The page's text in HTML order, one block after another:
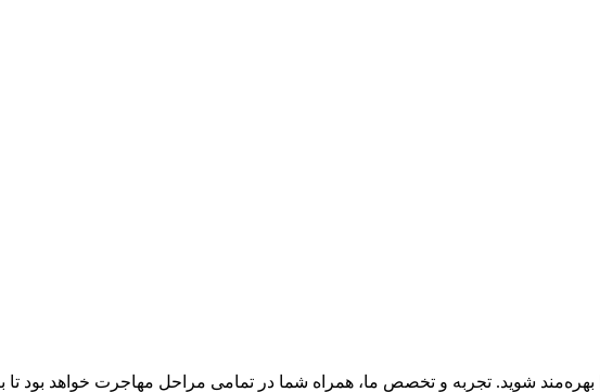
بهره‌مند شوید. تجربه و تخصص ما، همراه شما در تمامی مراحل مهاجرت خواهد بود